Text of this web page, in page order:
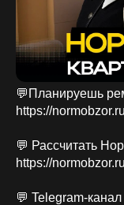
💬Планируешь
https://
💬 Рассчитать
https://
💬 Telegram-